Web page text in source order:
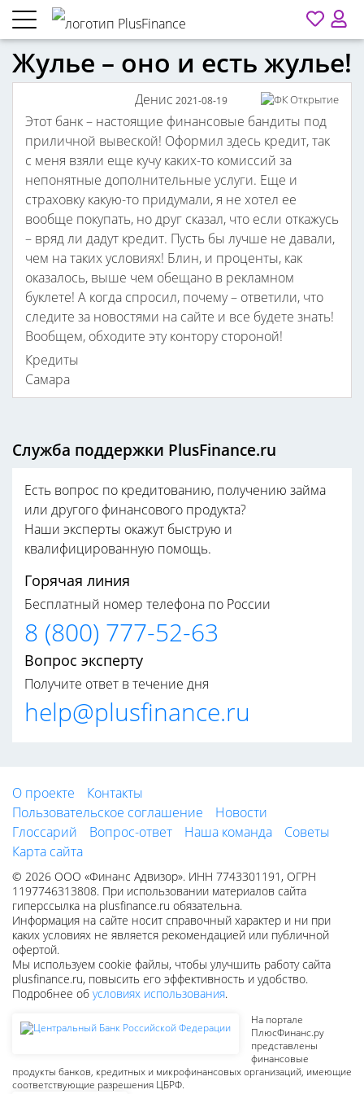
Жулье – оно и есть жулье!
Денис 2021-08-19
Этот банк – настоящие финансовые бандиты под
приличной вывеской! Оформил здесь кредит, так
с меня взяли еще кучу каких-то комиссий за
непонятные дополнительные услуги. Еще и
страховку какую-то придумали, я не хотел ее
вообще покупать, но друг сказал, что если откажусь
– вряд ли дадут кредит. Пусть бы лучше не давали,
чем на таких условиях! Блин, и проценты, как
оказалось, выше чем обещано в рекламном
буклете! А когда спросил, почему – ответили, что
следите за новостями на сайте и все будете знать!
Вообщем, обходите эту контору стороной!
Кредиты
Самара
Служба поддержки PlusFinance.ru
Есть вопрос по кредитованию, получению займа
или другого финансового продукта?
Наши эксперты окажут быструю и
квалифицированную помощь.
Горячая линия
Бесплатный номер телефона по России
8 (800) 777-52-63
Вопрос эксперту
Получите ответ в течение дня
help@plusfinance.ru
О проекте
Контакты
Пользовательское соглашение
Новости
Глоссарий
Вопрос-ответ Наша команда
Советы
Карта сайта
© 2026 ООО «Финанс Адвизор». ИНН 7743301191, ОГРН
1197746313808. При использовании материалов сайта
гиперссылка на plusfinance.ru обязательна.
Информация на сайте носит справочный характер и ни при
каких условиях не является рекомендацией или публичной
офертой.
Мы используем cookie файлы, чтобы улучшить работу сайта
plusfinance.ru, повысить его эффективность и удобство.
Подробнее об условиях использования.
На портале
ПлюсФинанс.ру
представлены
финансовые
продукты банков, кредитных и микрофинансовых организаций, имеющие
соответствующие разрешения ЦБРФ.